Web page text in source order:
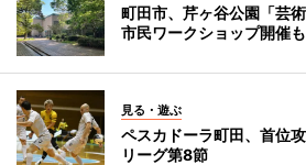
町田市、芹ヶ谷公園「芸
市民ワークショップ開催も
見る・遊ぶ
ペスカドーラ町田、首位
リーグ第8節